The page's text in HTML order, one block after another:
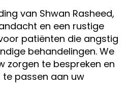
van Shwan Rasheed,
en een rustige
patiënten die angstig
behandelingen. We
zorgen te bespreken en
passen aan uw